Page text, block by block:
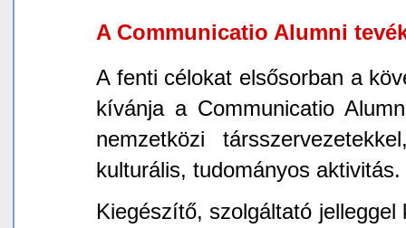
A Communicatio Alumni
A fenti célokat elsősorban a
kívánja a Communicatio
nemzetközi
kulturális, tudományos aktivitás.
Kiegészítő, szolgáltató